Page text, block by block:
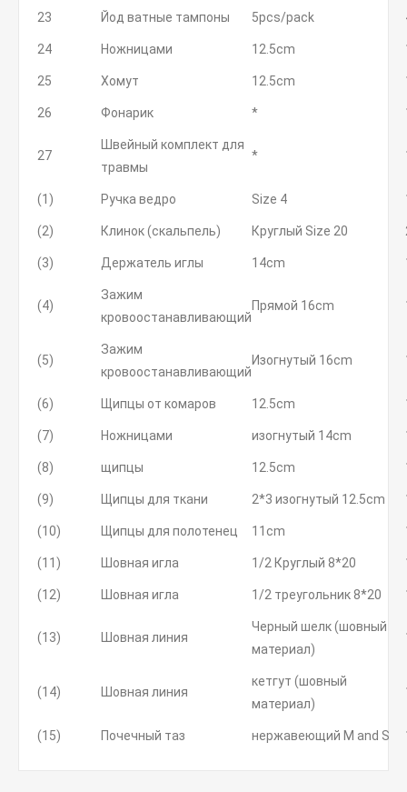
23 Йод ватные тампоны 5pcs/pack
24 Ножницами 12.5cm
25 Хомут 12.5cm
26 Фонарик *
27
Швейный комплект для
травмы
*
(1) Ручка ведро Size 4
(2) Клинок (скальпель) Круглый Size 20
(3) Держатель иглы 14cm
(4)
Зажим
кровоостанавливающий
Прямой 16cm
(5)
Зажим
кровоостанавливающий
Изогнутый 16cm
(6) Щипцы от комаров 12.5cm
(7) Ножницами изогнутый 14cm
(8) щипцы 12.5cm
(9) Щипцы для ткани 2*3 изогнутый 12.5cm
(10) Щипцы для полотенец 11cm
(11) Шовная игла 1/2 Круглый 8*20
(12) Шовная игла 1/2 треугольник 8*20
(13) Шовная линия
Черный шелк (шовный
материал)
(14) Шовная линия
кетгут (шовный
материал)
(15) Почечный таз нержавеющий M and S